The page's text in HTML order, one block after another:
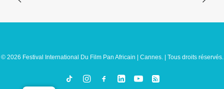
© 2026 Festival International Du Film Pan Africain | Cannes. | Tous droits réservés.